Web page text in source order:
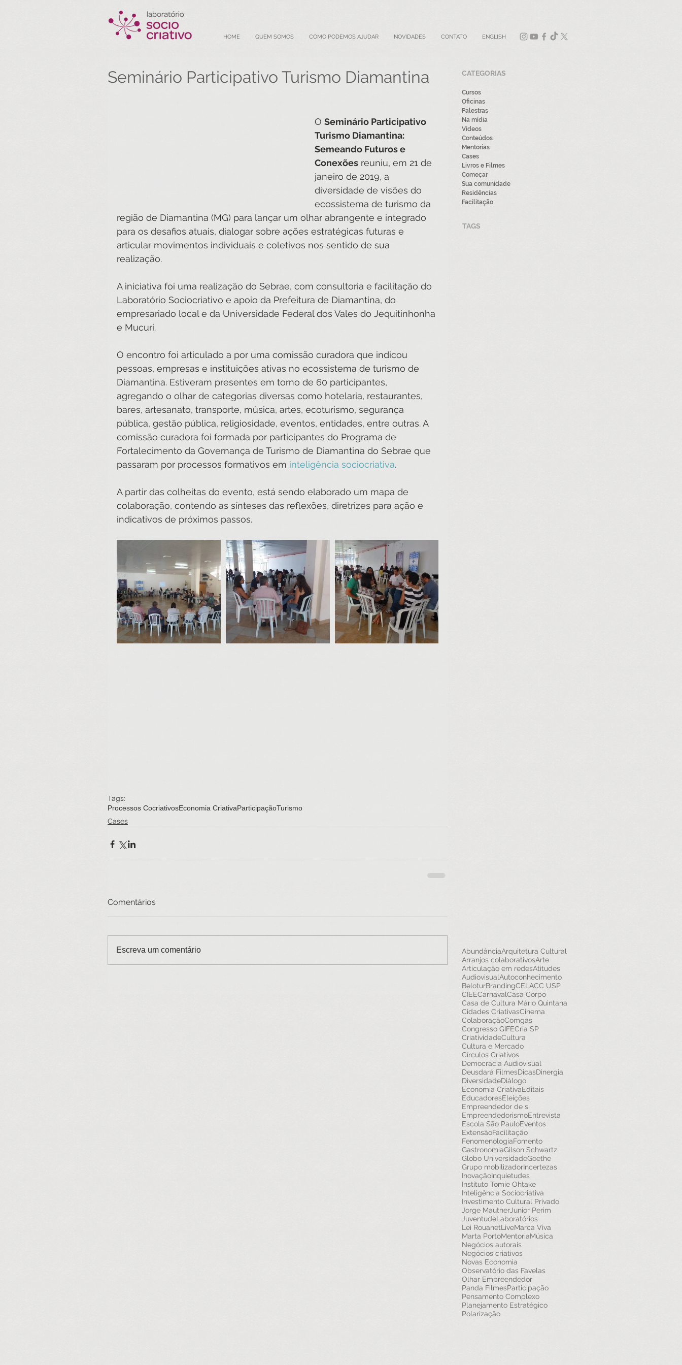
HOME QUEM SOMOS COMO PODEMOS AJUDAR NOVIDADES CONTATO ENGLISH
Seminário Participativo Turismo Diamantina
O Seminário Participativo
Turismo Diamantina:
Semeando Futuros e
Conexões reuniu, em 21 de
janeiro de 2019, a
diversidade de visões do
ecossistema de turismo da
região de Diamantina (MG) para lançar um olhar abrangente e integrado
para os desafios atuais, dialogar sobre ações estratégicas futuras e
articular movimentos individuais e coletivos nos sentido de sua
realização.
A iniciativa foi uma realização do Sebrae, com consultoria e facilitação do
Laboratório Sociocriativo e apoio da Prefeitura de Diamantina, do
empresariado local e da Universidade Federal dos Vales do Jequitinhonha
e Mucuri.
O encontro foi articulado a por uma comissão curadora que indicou
pessoas, empresas e instituições ativas no ecossistema de turismo de
Diamantina. Estiveram presentes em torno de 60 participantes,
agregando o olhar de categorias diversas como hotelaria, restaurantes,
bares, artesanato, transporte, música, artes, ecoturismo, segurança
pública, gestão pública, religiosidade, eventos, entidades, entre outras. A
comissão curadora foi formada por participantes do Programa de
Fortalecimento da Governança de Turismo de Diamantina do Sebrae que
passaram por processos formativos em inteligência sociocriativa.
A partir das colheitas do evento, está sendo elaborado um mapa de
colaboração, contendo as sínteses das reflexões, diretrizes para ação e
indicativos de próximos passos.
Tags:
Processos CocriativosEconomia CriativaParticipaçãoTurismo
Cases
Comentários
Escreva um comentário
CATEGORIAS
Cursos
Oficinas
Palestras
Na mídia
Videos
Conteúdos
Mentorias
Cases
Livros e Filmes
Começar
Sua comunidade
Residências
Facilitação
TAGS
AbundânciaArquitetura Cultural
Arranjos colaborativosArte
Articulação em redesAtitudes
AudiovisualAutoconhecimento
BeloturBrandingCELACC USP
CIEECarnavalCasa Corpo
Casa de Cultura Mário Quintana
Cidades CriativasCinema
ColaboraçãoComgás
Congresso GIFECria SP
CriatividadeCultura
Cultura e Mercado
Círculos Criativos
Democracia Audiovisual
Deusdará FilmesDicasDinergia
DiversidadeDiálogo
Economia CriativaEditais
EducadoresEleições
Empreendedor de si
EmpreendedorismoEntrevista
Escola São PauloEventos
ExtensãoFacilitação
FenomenologiaFomento
GastronomiaGilson Schwartz
Globo UniversidadeGoethe
Grupo mobilizadorIncertezas
InovaçãoInquietudes
Instituto Tomie Ohtake
Inteligência Sociocriativa
Investimento Cultural Privado
Jorge Mautner Junior Perim
JuventudeLaboratórios
Lei RouanetLiveMarca Viva
Marta PortoMentoriaMúsica
Negócios autorais
Negócios criativos
Novas Economia
Observatório das Favelas
Olhar Empreendedor
Panda FilmesParticipação
Pensamento Complexo
Planejamento Estratégico
Polarização